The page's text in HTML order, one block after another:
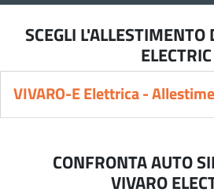
SCEGLI L'ALLESTIMENTO
ELECTRIC
VIVARO-E Elettrica -
CONFRONTA AUTO
VIVARO